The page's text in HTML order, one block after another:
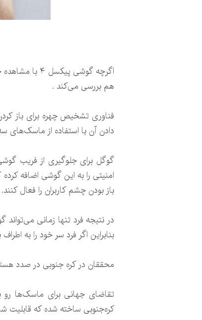
اگرچه گوشی
هم بررسی می‌کند .
فناوری تشخیص چهره برای باز
دادن آن با استفاده از ماسک‌های
امنیتی را به این گوشی اضافه
باز بودن چشم کاربران را فعال کنند.
در نتیجه فرد تنها زمانی
بنابراین اگر فرد سر خود را به
محققان در کره جنوبی در صدد
تقاضای جهانی برای ماسک‌ها رو
کره‌جنوبی ساخته شده که قابلیت